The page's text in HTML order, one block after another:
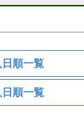
順一覧
順一覧